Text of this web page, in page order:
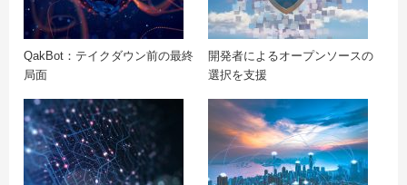
QakBot：テイクダウン前の最終
局面
開発者によるオープンソースの
選択を支援